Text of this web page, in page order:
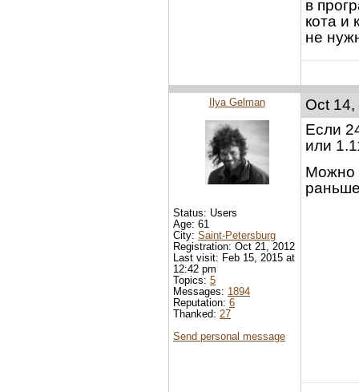
в
кота и
не
Oct
Если
или
Можно
Ilya Gelman
Status: Users
Age: 61
City: Saint-Petersburg
Registration: Oct 21, 2012
Last visit: Feb 15, 2015 at
12:42 pm
Topics: 5
Messages: 1894
Reputation: 6
Thanked: 27
Send personal message